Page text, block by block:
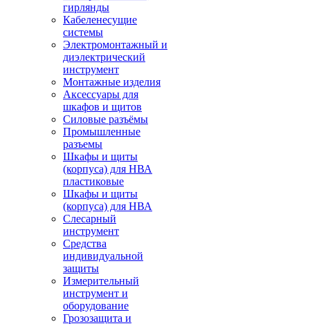
гирлянды
Кабеленесущие
системы
Электромонтажный и
диэлектрический
инструмент
Монтажные изделия
Аксессуары для
шкафов и щитов
Силовые разъёмы
Промышленные
разъемы
Шкафы и щиты
(корпуса) для НВА
пластиковые
Шкафы и щиты
(корпуса) для НВА
Слесарный
инструмент
Средства
индивидуальной
защиты
Измерительный
инструмент и
оборудование
Грозозащита и